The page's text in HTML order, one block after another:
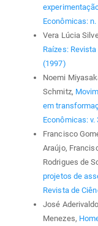
Econômicas:
Vera Lúcia
Raízes:
(1997)
Noemi
Schmitz,
em
Econômicas: v.
Francisco
Araújo,
Rodrigues de
projetos de
Revista de
José
Menezes,